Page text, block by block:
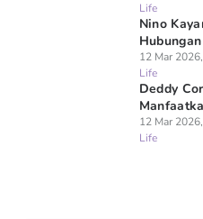
Life
Nino
12 Mar
Life
Deddy
12 Mar
Life